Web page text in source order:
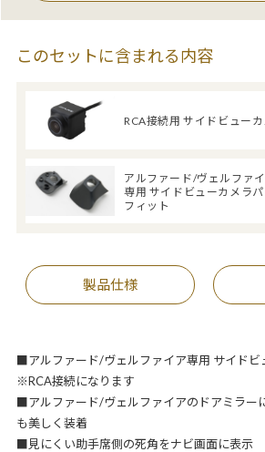
このセットに含まれる内容
RCA接続用 サイドビュー
アルファード/ヴェルファイ
専用 サイドビューカメラパ
フィット
製品仕様
■アルファード/ヴェルファイア専用 サイドビ
※RCA接続になります
■アルファード/ヴェルファイアのドアミラー
も美しく装着
■見にくい助手席側の死角をナビ画面に表示